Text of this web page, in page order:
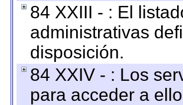
84 XXIII - : El
administrativas
disposición.
84 XXIV - : Los
para acceder a